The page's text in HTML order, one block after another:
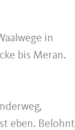
in
bis Meran.
eben. Belohnt